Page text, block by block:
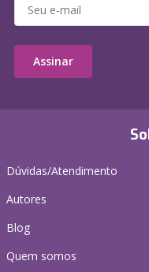
Dúvidas/Atendimento
Autores
Blog
Quem somos
Assinar